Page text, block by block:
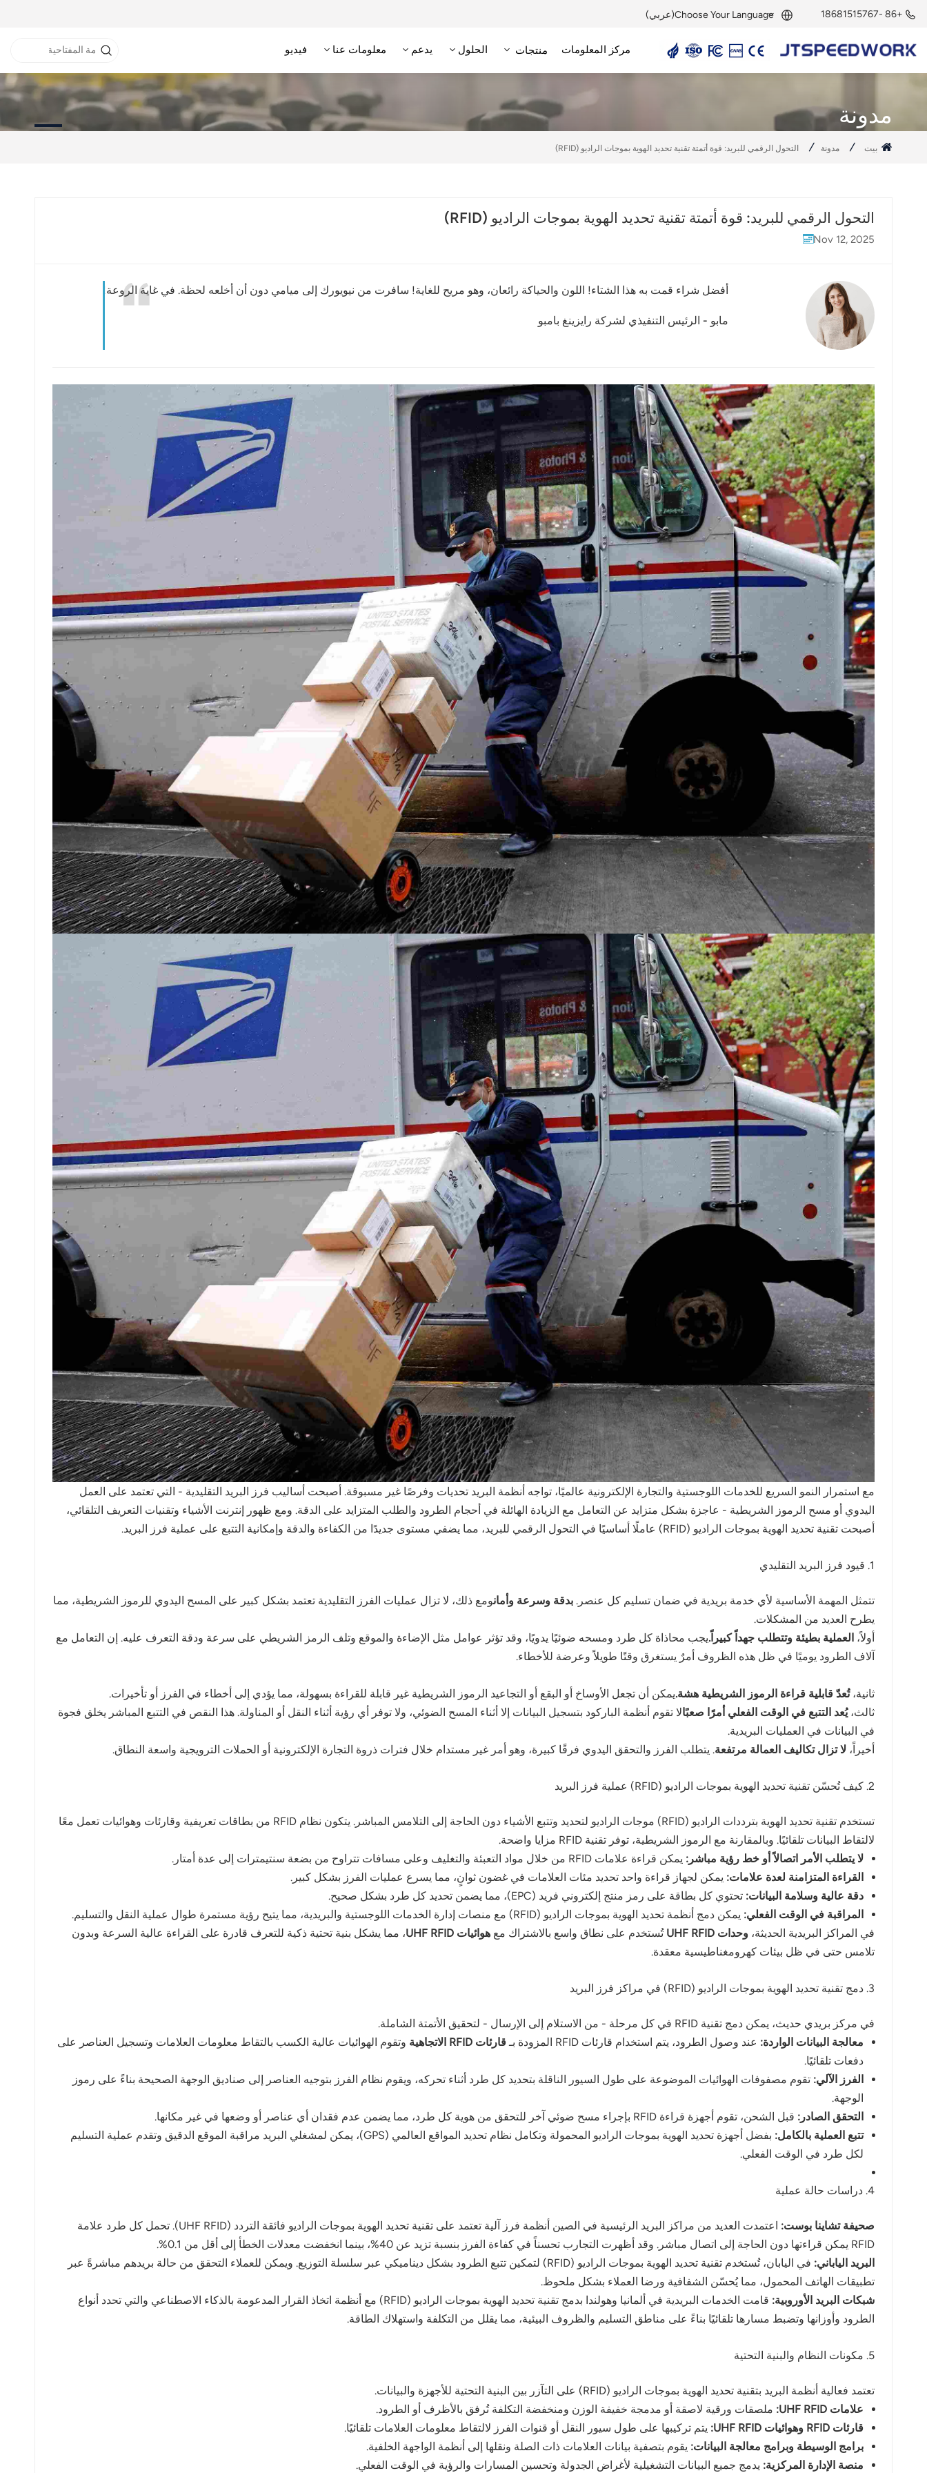
+86 -18681515767 Choose Your Language(عربي)
English
Deutsch
Español
한국어
Türk
Ελληνικά
Melayu
Polski
แบบไทย
Tiếng Việt
magyar
مركز المعلومات منتجات الحلول يدعم معلومات عنا فيديو
مدونة
بيت مدونة التحول الرقمي للبريد: قوة أتمتة تقنية تحديد الهوية بموجات الراديو (RFID)
التحول الرقمي للبريد: قوة أتمتة تقنية تحديد الهوية بموجات الراديو (RFID)
Nov 12, 2025
أفضل شراء قمت به هذا الشتاء! اللون والحياكة رائعان، وهو مريح للغاية! سافرت من نيويورك إلى ميامي دون أن أخلعه لحظة. في غاية الروعة!
مابو - الرئيس التنفيذي لشركة رايزينغ بامبو
مع استمرار النمو السريع للخدمات اللوجستية والتجارة الإلكترونية عالميًا، تواجه أنظمة البريد تحديات وفرصًا غير مسبوقة. أصبحت أساليب فرز البريد التقليدية - التي تعتمد على العمل
اليدوي أو مسح الرموز الشريطية - عاجزة بشكل متزايد عن التعامل مع الزيادة الهائلة في أحجام الطرود والطلب المتزايد على الدقة. ومع ظهور إنترنت الأشياء وتقنيات التعريف التلقائي،
أصبحت تقنية تحديد الهوية بموجات الراديو (RFID) عاملًا أساسيًا في التحول الرقمي للبريد، مما يضفي مستوى جديدًا من الكفاءة والدقة وإمكانية التتبع على عملية فرز البريد.
1. قيود فرز البريد التقليدي
تتمثل المهمة الأساسية لأي خدمة بريدية في ضمان تسليم كل عنصر. بدقة وسرعة وأمانومع ذلك، لا تزال عمليات الفرز التقليدية تعتمد بشكل كبير على المسح اليدوي للرموز الشريطية، مما
يطرح العديد من المشكلات.
أولاً، العملية بطيئة وتتطلب جهداً كبيراً.يجب محاذاة كل طرد ومسحه ضوئيًا يدويًا، وقد تؤثر عوامل مثل الإضاءة والموقع وتلف الرمز الشريطي على سرعة ودقة التعرف عليه. إن التعامل مع
آلاف الطرود يوميًا في ظل هذه الظروف أمرٌ يستغرق وقتًا طويلاً وعرضة للأخطاء.
ثانية،تُعدّ قابلية قراءة الرموز الشريطية هشة.يمكن أن تجعل الأوساخ أو البقع أو التجاعيد الرموز الشريطية غير قابلة للقراءة بسهولة، مما يؤدي إلى أخطاء في الفرز أو تأخيرات.
ثالث،يُعد التتبع في الوقت الفعلي أمرًا صعبًالا تقوم أنظمة الباركود بتسجيل البيانات إلا أثناء المسح الضوئي، ولا توفر أي رؤية أثناء النقل أو المناولة. هذا النقص في التتبع المباشر يخلق فجوة
في البيانات في العمليات البريدية.
أخيراً، لا تزال تكاليف العمالة مرتفعة. يتطلب الفرز والتحقق اليدوي فرقًا كبيرة، وهو أمر غير مستدام خلال فترات ذروة التجارة الإلكترونية أو الحملات الترويجية واسعة النطاق.
2. كيف تُحسّن تقنية تحديد الهوية بموجات الراديو (RFID) عملية فرز البريد
تستخدم تقنية تحديد الهوية بترددات الراديو (RFID) موجات الراديو لتحديد وتتبع الأشياء دون الحاجة إلى التلامس المباشر. يتكون نظام RFID من بطاقات تعريفية وقارئات وهوائيات تعمل معًا
لالتقاط البيانات تلقائيًا. وبالمقارنة مع الرموز الشريطية، توفر تقنية RFID مزايا واضحة.
لا يتطلب الأمر اتصالاً أو خط رؤية مباشر: يمكن قراءة علامات RFID من خلال مواد التعبئة والتغليف وعلى مسافات تتراوح من بضعة سنتيمترات إلى عدة أمتار.
القراءة المتزامنة لعدة علامات: يمكن لجهاز قراءة واحد تحديد مئات العلامات في غضون ثوانٍ، مما يسرع عمليات الفرز بشكل كبير.
دقة عالية وسلامة البيانات: تحتوي كل بطاقة على رمز منتج إلكتروني فريد (EPC)، مما يضمن تحديد كل طرد بشكل صحيح.
المراقبة في الوقت الفعلي: يمكن دمج أنظمة تحديد الهوية بموجات الراديو (RFID) مع منصات إدارة الخدمات اللوجستية والبريدية، مما يتيح رؤية مستمرة طوال عملية النقل والتسليم.
في المراكز البريدية الحديثة، وحدات UHF RFID تُستخدم على نطاق واسع بالاشتراك مع هوائيات UHF RFID
، مما يشكل بنية تحتية ذكية للتعرف قادرة على القراءة عالية السرعة وبدون
تلامس حتى في ظل بيئات كهرومغناطيسية معقدة.
3. دمج تقنية تحديد الهوية بموجات الراديو (RFID) في مراكز فرز البريد
في مركز بريدي حديث، يمكن دمج تقنية RFID في كل مرحلة - من الاستلام إلى الإرسال - لتحقيق الأتمتة الشاملة.
معالجة البيانات الواردة: عند وصول الطرود، يتم استخدام قارئات RFID المزودة بـ قارئات RFID الاتجاهية
وتقوم الهوائيات عالية الكسب بالتقاط معلومات العلامات وتسجيل العناصر على
دفعات تلقائيًا.
الفرز الآلي: تقوم مصفوفات الهوائيات الموضوعة على طول السيور الناقلة بتحديد كل طرد أثناء تحركه، ويقوم نظام الفرز بتوجيه العناصر إلى صناديق الوجهة الصحيحة بناءً على رموز
الوجهة.
التحقق الصادر: قبل الشحن، تقوم أجهزة قراءة RFID بإجراء مسح ضوئي آخر للتحقق من هوية كل طرد، مما يضمن عدم فقدان أي عناصر أو وضعها في غير مكانها.
تتبع العملية بالكامل:
بفضل أجهزة تحديد الهوية بموجات الراديو المحمولة وتكامل نظام تحديد المواقع العالمي (GPS)، يمكن لمشغلي البريد مراقبة الموقع الدقيق وتقدم عملية التسليم
لكل طرد في الوقت الفعلي.
4. دراسات حالة عملية
صحيفة تشاينا بوست:
اعتمدت العديد من مراكز البريد الرئيسية في الصين أنظمة فرز آلية تعتمد على تقنية تحديد الهوية بموجات الراديو فائقة التردد (UHF RFID). تحمل كل طرد علامة
RFID يمكن قراءتها دون الحاجة إلى اتصال مباشر. وقد أظهرت التجارب تحسناً في كفاءة الفرز بنسبة تزيد عن 40%، بينما انخفضت معدلات الخطأ إلى أقل من 0.1%.
البريد الياباني:
في اليابان، تُستخدم تقنية تحديد الهوية بموجات الراديو (RFID) لتمكين تتبع الطرود بشكل ديناميكي عبر سلسلة التوزيع. ويمكن للعملاء التحقق من حالة بريدهم مباشرةً عبر
تطبيقات الهاتف المحمول، مما يُحسّن الشفافية ورضا العملاء بشكل ملحوظ.
شبكات البريد الأوروبية:
قامت الخدمات البريدية في ألمانيا وهولندا بدمج تقنية تحديد الهوية بموجات الراديو (RFID) مع أنظمة اتخاذ القرار المدعومة بالذكاء الاصطناعي والتي تحدد أنواع
الطرود وأوزانها وتضبط مسارها تلقائيًا بناءً على مناطق التسليم والظروف البيئية، مما يقلل من التكلفة واستهلاك الطاقة.
5. مكونات النظام والبنية التحتية
تعتمد فعالية أنظمة البريد بتقنية تحديد الهوية بموجات الراديو (RFID) على التآزر بين البنية التحتية للأجهزة والبيانات.
علامات UHF RFID:
ملصقات ورقية لاصقة أو مدمجة خفيفة الوزن ومنخفضة التكلفة تُرفق بالأظرف أو الطرود.
قارئات RFID وهوائيات UHF RFID:
يتم تركيبها على طول سيور النقل أو قنوات الفرز لالتقاط معلومات العلامات تلقائيًا.
برامج الوسيطة وبرامج معالجة البيانات: يقوم بتصفية بيانات العلامات ذات الصلة ونقلها إلى أنظمة الواجهة الخلفية.
منصة الإدارة المركزية: يدمج جميع البيانات التشغيلية لأغراض الجدولة وتحسين المسارات والرؤية في الوقت الفعلي.